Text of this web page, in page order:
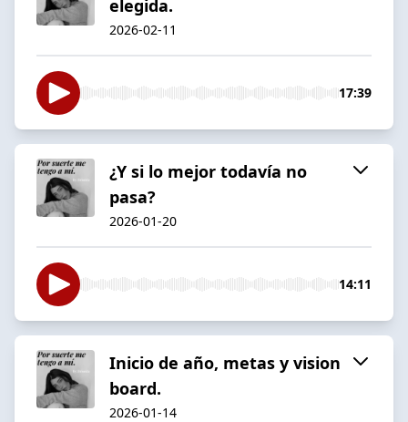
elegida.
2026-02-11
17:39
¿Y si lo mejor todavía no
pasa?
2026-01-20
14:11
Inicio de año, metas y vision
board.
2026-01-14